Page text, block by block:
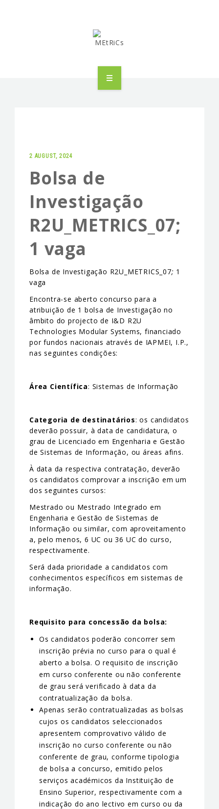
INDUSTRIAL PARTNERSHIP
ADVANCED TRAINING
EVENTS & NEWS
2 AUGUST, 2024
Bolsa de
Investigação
R2U_METRICS_07;
1 vaga
Bolsa de Investigação R2U_METRICS_07; 1
vaga
Encontra-se aberto concurso para a
atribuição de 1 bolsa de Investigação no
âmbito do projecto de I&D R2U
Technologies Modular Systems, financiado
por fundos nacionais através de IAPMEI, I.P.,
nas seguintes condições:
Área Científica: Sistemas de Informação
Categoria de destinatários: os candidatos
deverão possuir, à data de candidatura, o
grau de Licenciado em Engenharia e Gestão
de Sistemas de Informação, ou áreas afins.
À data da respectiva contratação, deverão
os candidatos comprovar a inscrição em um
dos seguintes cursos:
Mestrado ou Mestrado Integrado em
Engenharia e Gestão de Sistemas de
Informação ou similar, com aproveitamento
a, pelo menos, 6 UC ou 36 UC do curso,
respectivamente.
Será dada prioridade a candidatos com
conhecimentos específicos em sistemas de
informação.
Requisito para concessão da bolsa:
Os candidatos poderão concorrer sem
inscrição prévia no curso para o qual é
aberto a bolsa. O requisito de inscrição
em curso conferente ou não conferente
de grau será verificado à data da
contratualização da bolsa.
Apenas serão contratualizadas as bolsas
cujos os candidatos seleccionados
apresentem comprovativo válido de
inscrição no curso conferente ou não
conferente de grau, conforme tipologia
de bolsa a concurso, emitido pelos
serviços académicos da Instituição de
Ensino Superior, respectivamente com a
indicação do ano lectivo em curso ou da